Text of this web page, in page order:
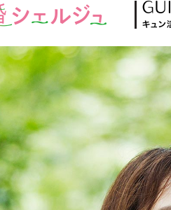
MATCHING
マッチング
ご利用ガイド
ご成婚カップルメッセージ
センターへのアクセス
よくあるご質問